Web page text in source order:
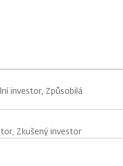
investor, Způsobilá
Zkušený investor